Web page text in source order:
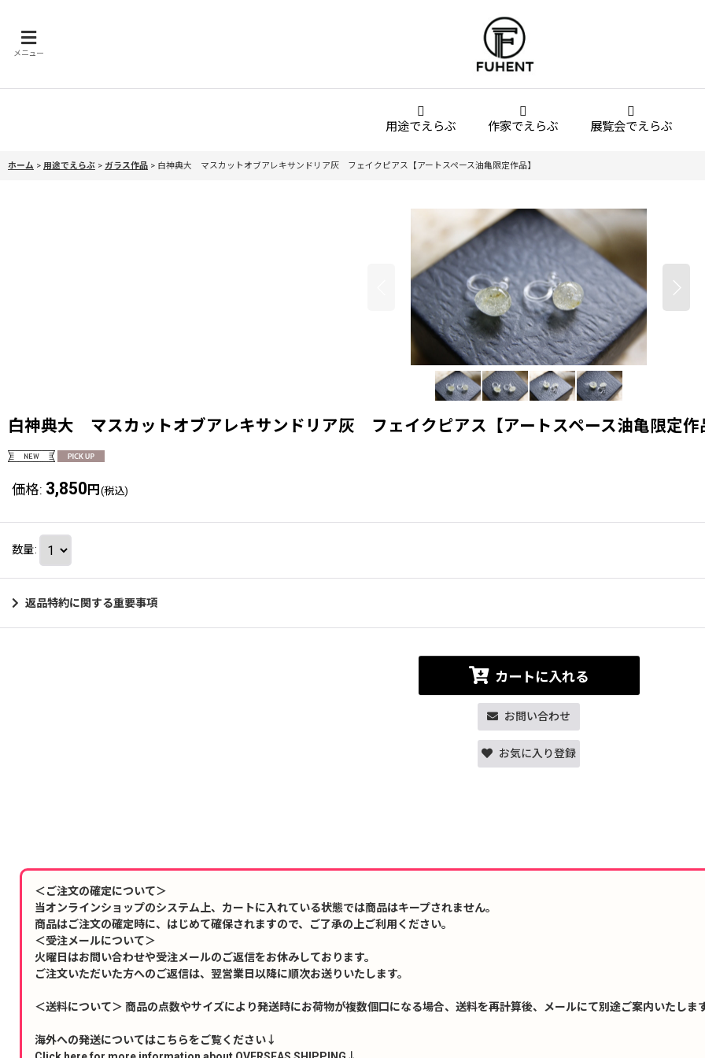
メニュー
用途でえらぶ 作家でえらぶ 展覧会でえらぶ
ホーム > 用途でえらぶ > ガラス作品 > 白神典大 マスカットオブアレキサンドリア灰 フェイクピアス【アートスペース油亀限定作品】
白神典大 マスカットオブアレキサンドリア灰 フェイクピアス【アートスペース油亀限定作
価格: 3,850 円 (税込)
数量:
返品特約に関する重要事項
カートに入れる
お問い合わせ
お気に入り登録
＜ご注文の確定について＞
当オンラインショップのシステム上、カートに入れている状態では商品はキープされません。
商品はご注文の確定時に、はじめて確保されますので、ご了承の上ご利用ください。
＜受注メールについて＞
火曜日はお問い合わせや受注メールのご返信をお休みしております。
ご注文いただいた方へのご返信は、翌営業日以降に順次お送りいたします。
＜送料について＞ 商品の点数やサイズにより発送時にお荷物が複数個口になる場合、送料を再計算後、メールにて別途ご案内いたしま
海外への発送についてはこちらをご覧ください↓